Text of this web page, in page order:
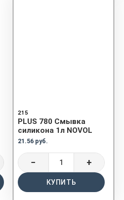
215
PLUS 780 Смывка
силикона 1л NOVOL
21.56 руб.
− +
КУПИТЬ